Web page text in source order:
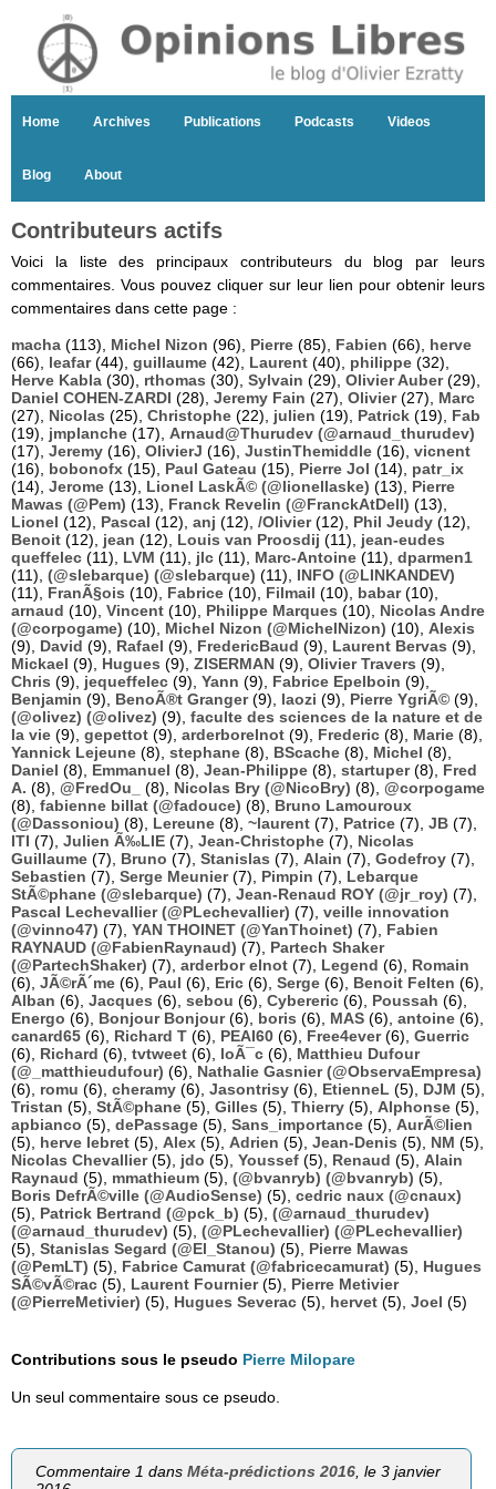
Home Archives Publications Podcasts Videos
Blog About
Contributeurs actifs
Voici la liste des principaux contributeurs du blog par leurs
commentaires. Vous pouvez cliquer sur leur lien pour obtenir leurs
commentaires dans cette page :
macha (113), Michel Nizon (96), Pierre (85), Fabien (66), herve
(66), leafar(44), guillaume (42), Laurent (40), philippe (32),
Herve Kabla (30), rthomas (30), Sylvain (29), Olivier Auber(29),
Daniel COHEN-ZARDI (28), Jeremy Fain (27), Olivier(27), Marc
(27), Nicolas (25), Christophe (22), julien (19), Patrick (19), Fab
(19), jmplanche (17), Arnaud@Thurudev (@arnaud_thurudev)
(17), Jeremy (16), OlivierJ (16), JustinThemiddle (16), vicnent
(16), bobonofx (15), Paul Gateau (15), Pierre Jol (14), patr_ix
(14), Jerome (13), Lionel LaskÃ© (@lionellaske) (13), Pierre
Mawas (@Pem) (13), Franck Revelin (@FranckAtDell) (13),
Lionel (12), Pascal (12), anj (12), /Olivier(12), Phil Jeudy (12),
Benoit (12), jean (12), Louis van Proosdij (11), jean-eudes
queffelec (11), LVM (11), jlc (11), Marc-Antoine (11), dparmen1
(11), (@slebarque) (@slebarque) (11), INFO (@LINKANDEV)
(11), FranÃ§ois (10), Fabrice (10), Filmail (10), babar(10),
arnaud (10), Vincent (10), Philippe Marques (10), Nicolas Andre
(@corpogame) (10), Michel Nizon (@MichelNizon) (10), Alexis
(9), David (9), Rafael (9), FredericBaud (9), Laurent Bervas (9),
Mickael (9), Hugues (9), ZISERMAN (9), Olivier Travers (9),
Chris (9), jequeffelec (9), Yann (9), Fabrice Epelboin (9),
Benjamin (9), BenoÃ®t Granger(9), laozi (9), Pierre YgriÃ© (9),
(@olivez) (@olivez) (9), faculte des sciences de la nature et de
la vie (9), gepettot (9), arderborelnot (9), Frederic (8), Marie (8),
Yannick Lejeune (8), stephane (8), BScache (8), Michel (8),
Daniel (8), Emmanuel (8), Jean-Philippe (8), startuper(8), Fred
A. (8), @FredOu_ (8), Nicolas Bry (@NicoBry) (8), @corpogame
(8), fabienne billat (@fadouce) (8), Bruno Lamouroux
(@Dassoniou) (8), Lereune (8), ~laurent (7), Patrice (7), JB (7),
ITI (7), Julien Ã‰LIE (7), Jean-Christophe (7), Nicolas
Guillaume (7), Bruno (7), Stanislas (7), Alain (7), Godefroy (7),
Sebastien (7), Serge Meunier(7), Pimpin (7), Lebarque
StÃ©phane (@slebarque) (7), Jean-Renaud ROY (@jr_roy) (7),
Pascal Lechevallier (@PLechevallier) (7), veille innovation
(@vinno47) (7), YAN THOINET (@YanThoinet) (7), Fabien
RAYNAUD (@FabienRaynaud) (7), Partech Shaker
(@PartechShaker) (7), arderbor elnot (7), Legend (6), Romain
(6), JÃ©rÃ´me (6), Paul (6), Eric (6), Serge (6), Benoit Felten (6),
Alban (6), Jacques (6), sebou (6), Cybereric (6), Poussah (6),
Energo (6), Bonjour Bonjour(6), boris (6), MAS (6), antoine (6),
canard65 (6), Richard T (6), PEAI60 (6), Free4ever(6), Guerric
(6), Richard (6), tvtweet (6), loÃ¯c (6), Matthieu Dufour
(@_matthieudufour) (6), Nathalie Gasnier (@ObservaEmpresa)
(6), romu (6), cheramy (6), Jasontrisy (6), EtienneL (5), DJM (5),
Tristan (5), StÃ©phane (5), Gilles (5), Thierry (5), Alphonse (5),
apbianco (5), dePassage (5), Sans_importance (5), AurÃ©lien
(5), herve lebret (5), Alex (5), Adrien (5), Jean-Denis (5), NM (5),
Nicolas Chevallier(5), jdo (5), Youssef (5), Renaud (5), Alain
Raynaud (5), mmathieum (5), (@bvanryb) (@bvanryb) (5),
Boris DefrÃ©ville (@AudioSense) (5), cedric naux (@cnaux)
(5), Patrick Bertrand (@pck_b) (5), (@arnaud_thurudev)
(@arnaud_thurudev) (5), (@PLechevallier) (@PLechevallier)
(5), Stanislas Segard (@El_Stanou) (5), Pierre Mawas
(@PemLT) (5), Fabrice Camurat (@fabricecamurat) (5), Hugues
SÃ©vÃ©rac (5), Laurent Fournier(5), Pierre Metivier
(@PierreMetivier) (5), Hugues Severac (5), hervet (5), Joel (5)
Contributions sous le pseudo Pierre Milopare
Un seul commentaire sous ce pseudo.
Commentaire 1 dansMéta-prédictions 2016, le 3 janvier